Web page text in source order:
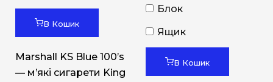
В Кошик
Marshall KS Blue 100’s
— м’які сигарети King
Блок
Ящик
В Кошик